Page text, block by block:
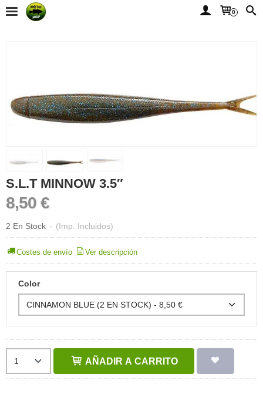
0
S.L.T MINNOW 3.5″
8,50 €
2 En Stock - (Imp. Incluidos)
Costes de envío Ver descripción
Color
AÑADIR A CARRITO